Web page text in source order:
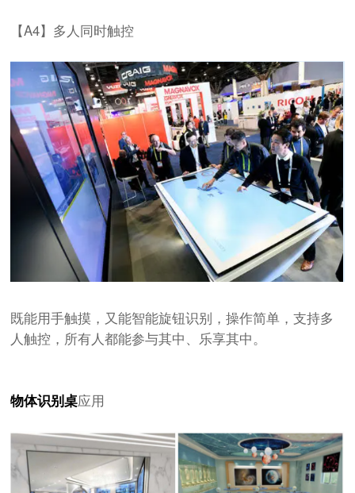
【A4】多人同时触控
既能用手触摸，又能智能旋钮识别，操作简单，支持多
人触控，所有人都能参与其中、乐享其中。
物体识别桌应用